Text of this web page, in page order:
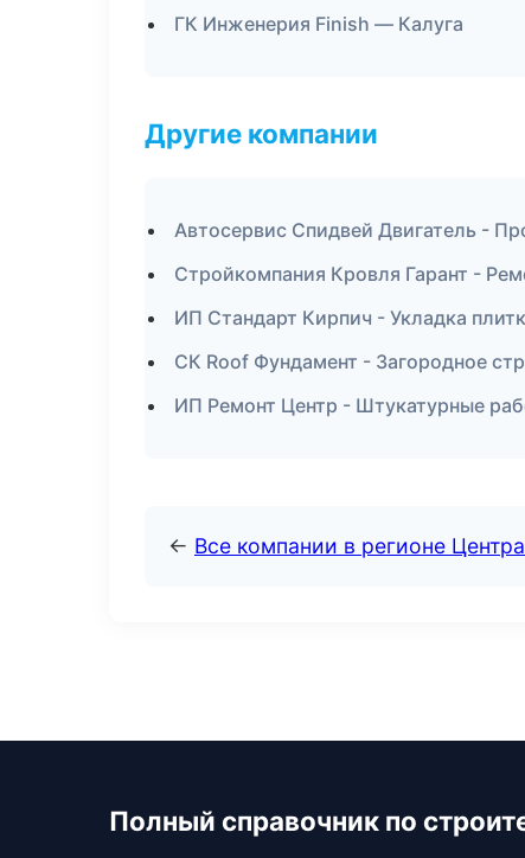
ГК Инженерия Finish — Калуга
Другие компании
Автосервис Спидвей Двигатель -
Стройкомпания Кровля Гарант -
ИП Стандарт Кирпич - Укладка
СК Roof Фундамент - Загородное
ИП Ремонт Центр - Штукатурные
← Все компании в регионе
Полный справочник по